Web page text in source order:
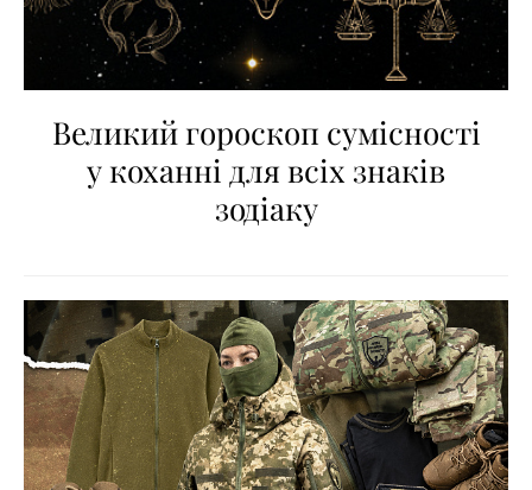
Великий гороскоп сумісності
у коханні для всіх знаків
зодіаку